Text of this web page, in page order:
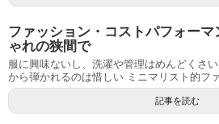
ファッション・コストパフォーマ
ゃれの狭間で
服に興味ないし、洗濯や管理はめんどくさ
から弾かれるのは惜しい ミニマリスト的フ
記事を読む